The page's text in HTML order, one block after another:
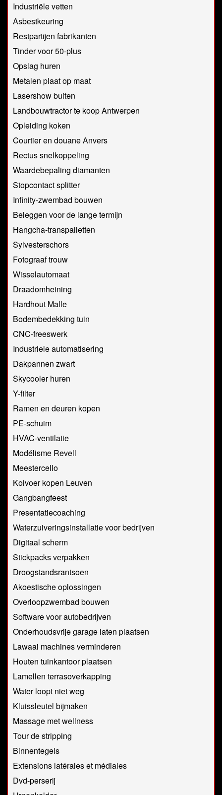
Industriële vetten
Asbestkeuring
Restpartijen fabrikanten
Tinder voor 50-plus
Opslag huren
Metalen plaat op maat
Lasershow buiten
Landbouwtractor te koop Antwerpen
Opleiding koken
Courtier en douane Anvers
Rectus snelkoppeling
Waardebepaling diamanten
Stopcontact splitter
Infinity-zwembad bouwen
Beleggen voor de lange termijn
Hangcha-transpalletten
Sylvesterschors
Fotograaf trouw
Wisselautomaat
Draadomheining
Hardhout Malle
Bodembedekking tuin
CNC-freeswerk
Industriele automatisering
Dakpannen zwart
Skycooler huren
Y-filter
Ramen en deuren kopen
PE-schuim
HVAC-ventilatie
Modélisme Revell
Meestercello
Koivoer kopen Leuven
Gangbangfeest
Presentatiecoaching
Waterzuiveringsinstallatie voor bedrijven
Digitaal scherm
Stickpacks verpakken
Droogstandsrantsoen
Akoestische oplossingen
Overloopzwembad bouwen
Software voor autobedrijven
Onderhoudsvrije garage laten plaatsen
Lawaai machines verminderen
Houten tuinkantoor plaatsen
Lamellen terrasoverkapping
Water loopt niet weg
Kluissleutel bijmaken
Massage met wellness
Tour de stripping
Binnentegels
Extensions latérales et médiales
Dvd-perserij